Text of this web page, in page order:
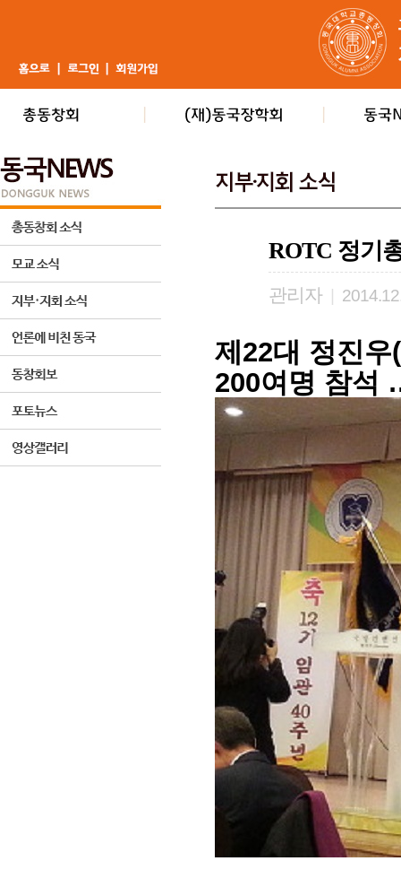
ROTC 정기
관리자
제22대 정진
200여명 참석